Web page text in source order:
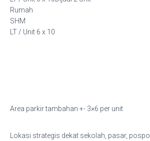
Rumah
SHM
LT / Unit 6 x 10
Area parkir tambahan +- 3×6 per unit
Lokasi strategis dekat sekolah, pasar, pospol